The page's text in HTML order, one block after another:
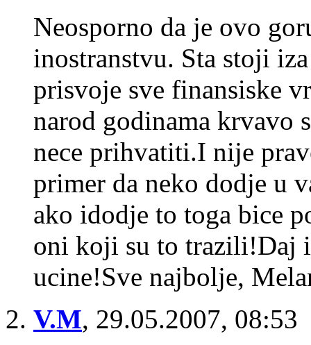
Neosporno da je ovo
inostranstvu. Sta stoji
prisvoje sve finansiske
narod godinama krvavo
nece prihvatiti.I nije
primer da neko dodje u
ako idodje to toga bice
oni koji su to trazili!Daj
ucine!Sve najbolje,
V.M, 29.05.2007, 08:53